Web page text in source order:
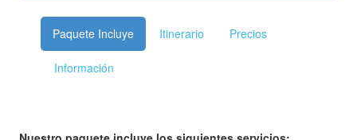
Paquete Incluye Itinerario Precios
Información